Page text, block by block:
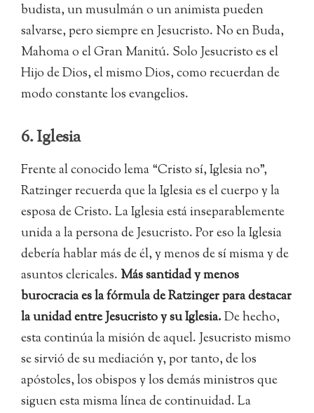
budista, un musulmán o un animista pueden
salvarse, pero siempre en Jesucristo. No en Buda,
Mahoma o el Gran Manitú. Solo Jesucristo es el
Hijo de Dios, el mismo Dios, como recuerdan de
modo constante los evangelios.
6. Iglesia
Frente al conocido lema “Cristo sí, Iglesia no”,
Ratzinger recuerda que la Iglesia es el cuerpo y la
esposa de Cristo. La Iglesia está inseparablemente
unida a la persona de Jesucristo. Por eso la Iglesia
debería hablar más de él, y menos de sí misma y de
asuntos clericales. Más santidad y menos
burocracia es la fórmula de Ratzinger para destacar
la unidad entre Jesucristo y su Iglesia.De hecho,
esta continúa la misión de aquel. Jesucristo mismo
se sirvió de su mediación y, por tanto, de los
apóstoles, los obispos y los demás ministros que
siguen esta misma línea de continuidad. La